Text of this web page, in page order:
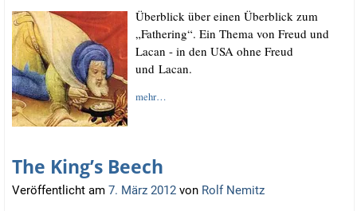
Über­blick über einen Über­blick zum
„Fathe­ring“. Ein The­ma von Freud und
Lacan - in den USA ohne Freud
und Lacan.
mehr…
The King’s Beech
Veröffentlicht am 7. März 2012 von Rolf Nemitz